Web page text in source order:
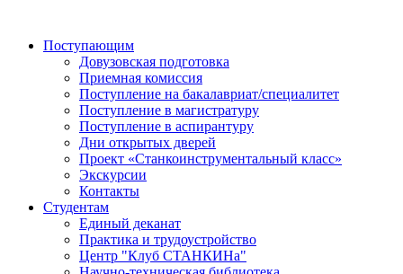
Поступающим
Довузовская подготовка
Приемная комиссия
Поступление на бакалавриат/специалитет
Поступление в магистратуру
Поступление в аспирантуру
Дни открытых дверей
Проект «Станкоинструментальный класс»
Экскурсии
Контакты
Студентам
Единый деканат
Практика и трудоустройство
Центр "Клуб СТАНКИНа"